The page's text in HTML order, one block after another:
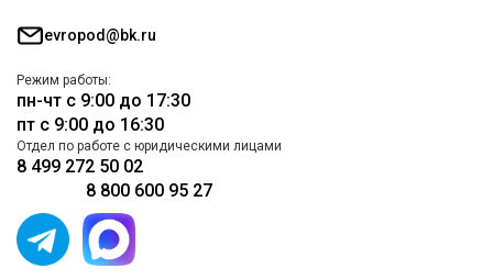
evropod@bk.ru
Режим работы:
пн-чт с 9:00 до 17:30
пт с 9:00 до 16:30
Отдел по работе с юридическими лицами
8 499 272 50 02
8 800 600 95 27